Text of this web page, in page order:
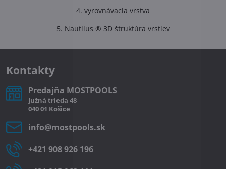
4. vyrovnávacia vrstva
5. Nautilus ® 3D štruktúra vrstiev
Kontakty
Predajňa MOSTPOOLS
Južná trieda 48
040 01 Košice
info​@mostpools​.sk
+421 908 926 196